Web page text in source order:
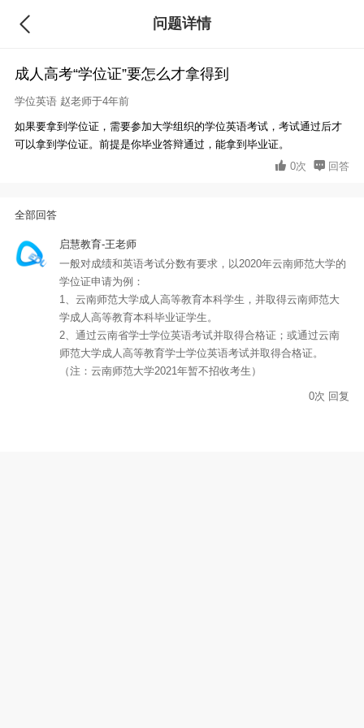
问题详情
成人高考“学位证”要怎么才拿得到
学位英语 赵老师于4年前
如果要拿到学位证，需要参加大学组织的学位英语考试，考试通过后才
可以拿到学位证。前提是你毕业答辩通过，能拿到毕业证。
0次
回答
全部回答
启慧教育-王老师
一般对成绩和英语考试分数有要求，以2020年云南师范大学的
学位证申请为例：
1、云南师范大学成人高等教育本科学生，并取得云南师范大
学成人高等教育本科毕业证学生。
2、通过云南省学士学位英语考试并取得合格证；或通过云南
师范大学成人高等教育学士学位英语考试并取得合格证。
（注：云南师范大学2021年暂不招收考生）
0次 回复